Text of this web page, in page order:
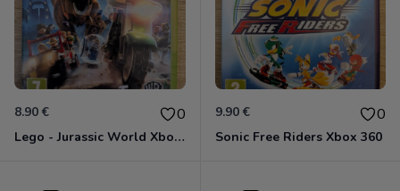
8.90 € 0
Lego - Jurassic World Xbox 360
9.90 € 0
Sonic Free Riders Xbox 360